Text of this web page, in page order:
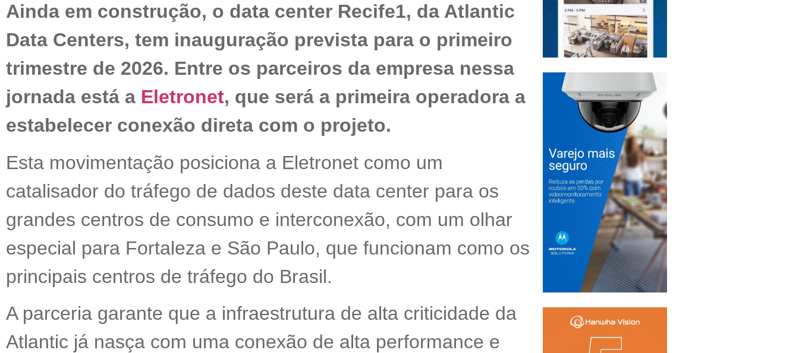
Ainda em construção, o data center Recife1, da Atlantic
Data Centers, tem inauguração prevista para o primeiro
trimestre de 2026. Entre os parceiros da empresa nessa
jornada está a Eletronet, que será a primeira operadora a
estabelecer conexão direta com o projeto.
Esta movimentação posiciona a Eletronet como um
catalisador do tráfego de dados deste data center para os
grandes centros de consumo e interconexão, com um olhar
especial para Fortaleza e São Paulo, que funcionam como os
principais centros de tráfego do Brasil.
A parceria garante que a infraestrutura de alta criticidade da
Atlantic já nasça com uma conexão de alta performance e